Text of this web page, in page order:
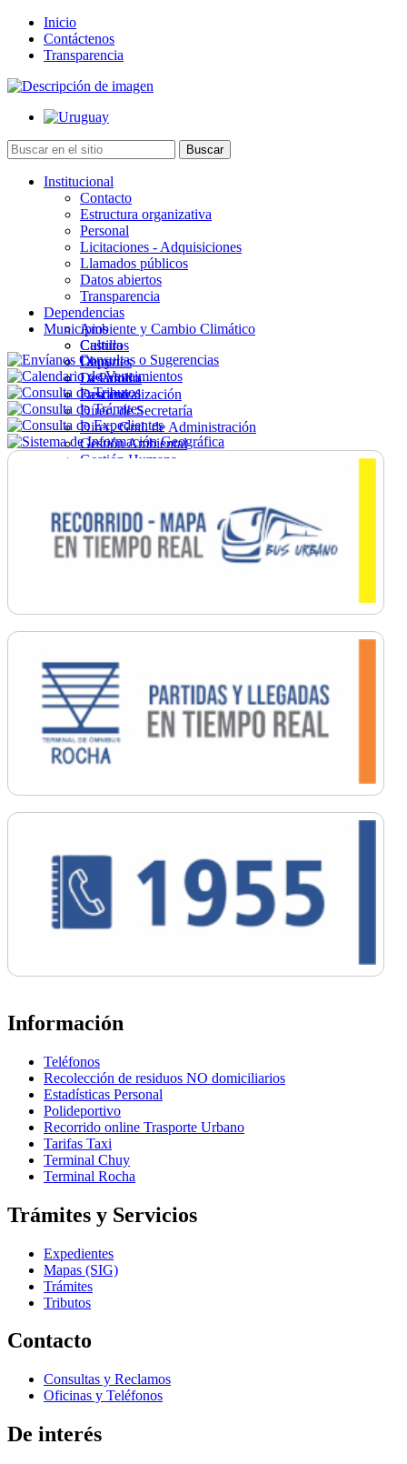
Inicio
Contáctenos
Transparencia
Institucional
Contacto
Estructura organizativa
Personal
Licitaciones - Adquisiciones
Llamados públicos
Datos abiertos
Transparencia
Dependencias
Ambiente y Cambio Climático
Cultura
Deportes
Desarrollo
Descentralización
Direc. de Secretaría
Direc. Gral. de Administración
Gestión Ambiental
Gestión Humana
Ordenamiento
Promoción Social
Salud
Secretaría General
Municipios
Castillos
Chuy
La Paloma
Lascano
Información
Teléfonos
Recolección de residuos NO domiciliarios
Estadísticas Personal
Polideportivo
Recorrido online Trasporte Urbano
Tarifas Taxi
Terminal Chuy
Terminal Rocha
Trámites y Servicios
Expedientes
Mapas (SIG)
Trámites
Tributos
Contacto
Consultas y Reclamos
Oficinas y Teléfonos
De interés